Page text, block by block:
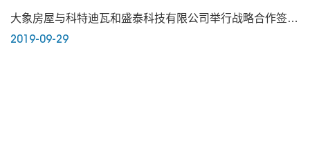
大象房屋与科特迪瓦和盛泰科技有限公司举行战略合作签约
仪式
2019-09-29